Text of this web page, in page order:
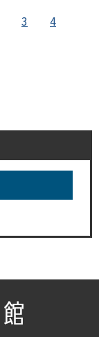
3 4